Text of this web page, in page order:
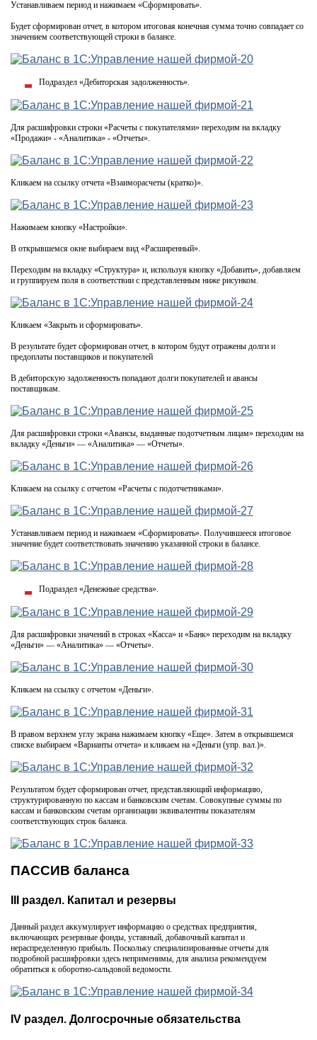
Устанавливаем период и нажимаем «Сформировать».
Будет сформирован отчет, в котором итоговая конечная сумма точно совпадает со
значением соответствующей строки в балансе.
Подраздел «Дебиторская задолженность».
Для расшифровки строки «Расчеты с покупателями» переходим на вкладку
«Продажи» - «Аналитика» - «Отчеты».
Кликаем на ссылку отчета «Взаиморасчеты (кратко)».
Нажимаем кнопку «Настройки».
В открывшемся окне выбираем вид «Расширенный».
Переходим на вкладку «Структура» и, используя кнопку «Добавить», добавляем
и группируем поля в соответствии с представленным ниже рисунком.
Кликаем «Закрыть и сформировать».
В результате будет сформирован отчет, в котором будут отражены долги и
предоплаты поставщиков и покупателей
В дебиторскую задолженность попадают долги покупателей и авансы
поставщикам.
Для расшифровки строки «Авансы, выданные подотчетным лицам» переходим на
вкладку «Деньги» — «Аналитика» — «Отчеты».
Кликаем на ссылку с отчетом «Расчеты с подотчетниками».
Устанавливаем период и нажимаем «Сформировать». Получившееся итоговое
значение будет соответствовать значению указанной строки в балансе.
Подраздел «Денежные средства».
Для расшифровки значений в строках «Касса» и «Банк» переходим на вкладку
«Деньги» — «Аналитика» — «Отчеты».
Кликаем на ссылку с отчетом «Деньги».
В правом верхнем углу экрана нажимаем кнопку «Еще». Затем в открывшемся
списке выбираем «Варианты отчета» и кликаем на «Деньги (упр. вал.)».
Результатом будет сформирован отчет, представляющий информацию,
структурированную по кассам и банковским счетам. Совокупные суммы по
кассам и банковским счетам организации эквивалентны показателям
соответствующих строк баланса.
ПАССИВ баланса
III раздел. Капитал и резервы
Данный раздел аккумулирует информацию о средствах предприятия,
включающих резервные фонды, уставный, добавочный капитал и
нераспределенную прибыль. Поскольку специализированные отчеты для
подробной расшифровки здесь неприменимы, для анализа рекомендуем
обратиться к оборотно-сальдовой ведомости.
IV раздел. Долгосрочные обязательства